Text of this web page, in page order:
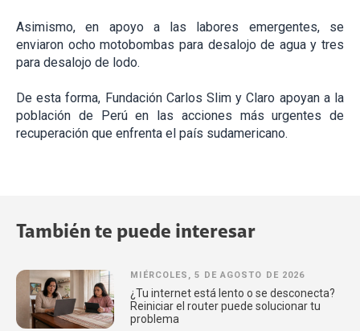
Asimismo, en apoyo a las labores emergentes, se
enviaron ocho motobombas para desalojo de agua y tres
para desalojo de lodo.
De esta forma, Fundación Carlos Slim y Claro apoyan a la
población de Perú en las acciones más urgentes de
recuperación que enfrenta el país sudamericano.
También te puede interesar
MIÉRCOLES, 5 DE AGOSTO DE 2026
¿Tu internet está lento o se desconecta?
Reiniciar el router puede solucionar tu
problema